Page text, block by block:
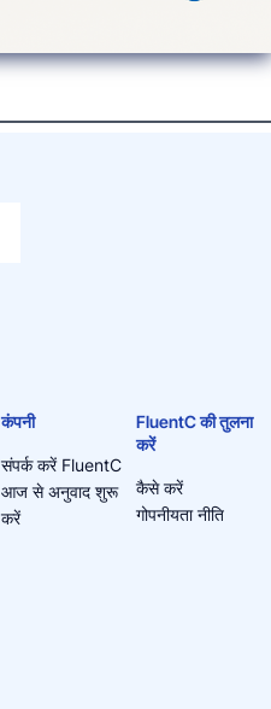
कंपनी
संपर्क करें FluentC
आज से अनुवाद शुरू
करें
FluentC की तुलना
करें
कैसे करें
गोपनीयता नीति